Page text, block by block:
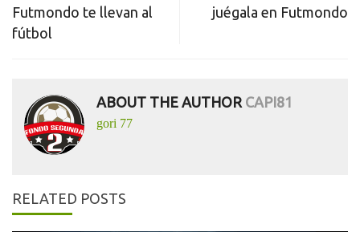
navigation
Futmondo te llevan al
fútbol
juégala en Futmondo
ABOUT THE AUTHOR CAPI81
gori 77
RELATED POSTS